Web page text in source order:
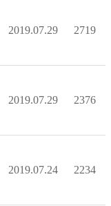
2019.07.29 2719
2019.07.29 2376
2019.07.24 2234